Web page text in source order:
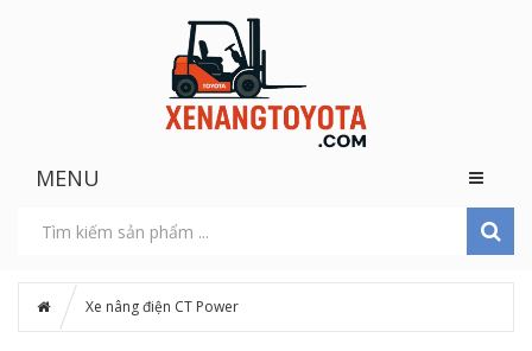
MENU
Xe nâng điện CT Power